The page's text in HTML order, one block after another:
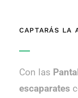
CAPTARÁS LA
Con las
escaparates